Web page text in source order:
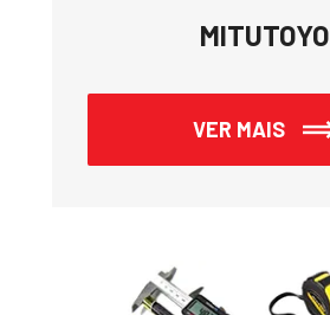
MITUTOYO
VER MAIS